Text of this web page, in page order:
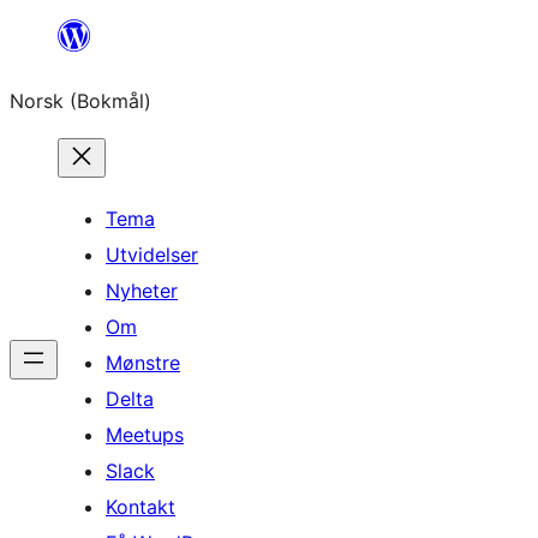
Hopp
innhold
Norsk (Bokmål)
Tema
Utvidelser
Nyheter
Om
Mønstre
Delta
Meetups
Slack
Kontakt